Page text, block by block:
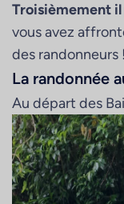
Troisièmement
vous avez
des randonneurs !
La randonnée
Au départ des